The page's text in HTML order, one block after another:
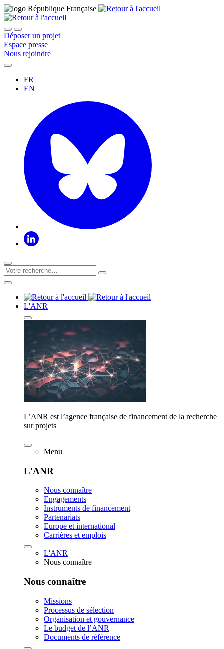
Déposer un projet
Espace presse
Nous rejoindre
FR
EN
L'ANR
L’ANR est l’agence française de financement de la recherche
sur projets
Menu
L'ANR
Nous connaître
Engagements
Instruments de financement
Partenariats
Europe et international
Carrières et emplois
L'ANR
Nous connaître
Nous connaître
Missions
Processus de sélection
Organisation et gouvernance
Le budget de l’ANR
Documents de référence